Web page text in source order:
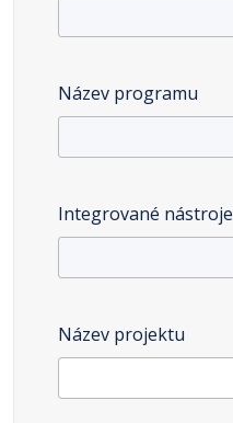
Název programu
Integrované nástroje
Název projektu